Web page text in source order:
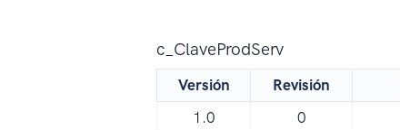
c_ClaveProdServ
Versión Revisión
1.0
0